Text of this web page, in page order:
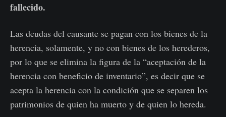
fallecido.
Las deudas del causante se pagan con los bienes de la
herencia, solamente, y no con bienes de los herederos,
por lo que se elimina la figura de la “aceptación de la
herencia con beneficio de inventario”, es decir que se
acepta la herencia con la condición que se separen los
patrimonios de quien ha muerto y de quien lo hereda.